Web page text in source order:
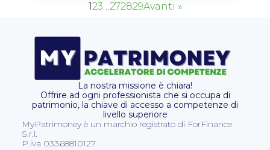
123…272829Avanti »
La nostra missione è chiara!
Offrire ad ogni professionista che si occupa di
patrimonio, la chiave di accesso a competenze di
livello superiore
MyPatrimoney è un marchio registrato di ForFinance
S.r.l.
P.iva 03368810127